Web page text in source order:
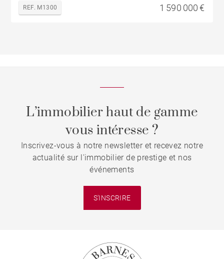
REF. M1300 1 590 000 €
L’immobilier haut de gamme
vous intéresse ?
Inscrivez-vous à notre newsletter et recevez notre
actualité sur l'immobilier de prestige et nos
événements
S'INSCRIRE